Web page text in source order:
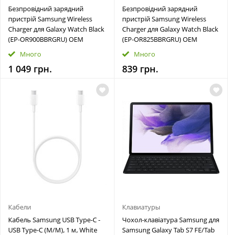
Безпровідний зарядний
пристрій Samsung Wireless
Charger для Galaxy Watch Black
(EP-OR900BBRGRU) OEM
Много
1 049 грн.
Безпровідний зарядний
пристрій Samsung Wireless
Charger для Galaxy Watch Black
(EP-OR825BBRGRU) OEM
Много
839 грн.
Кабели
Кабель Samsung USB Type-C -
USB Type-C (M/M), 1 м, White
Клавиатуры
Чохол-клавіатура Samsung для
Samsung Galaxy Tab S7 FE/Tab